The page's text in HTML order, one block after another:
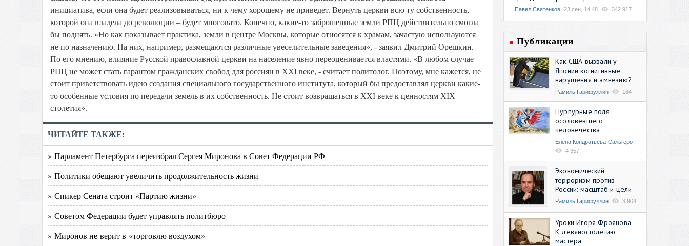
инициатива, если она будет реализовываться, ни к чему хорошему не приведет. Вернуть церкви всю ту собственность,
которой она владела до революции – будет многовато. Конечно, какие-то заброшенные земли РПЦ действительно смогла
бы поднять. «Но как показывает практика, земли в центре Москвы, которые относятся к храмам, зачастую используются
не по назначению. На них, например, размещаются различные увеселительные заведения», - заявил Дмитрий Орешкин.
По его мнению, влияние Русской православной церкви на население явно переоценивается властями. «В любом случае
РПЦ не может стать гарантом гражданских свобод для россиян в XXI веке, - считает политолог. Поэтому, мне кажется, не
стоит приветствовать идею создания специального государственного института, который бы предоставлял церкви какие-
то особенные условия по передачи земель в их собственность. Не стоит возвращаться в XXI веке к ценностям XIX
столетия».
ЧИТАЙТЕ ТАКЖЕ:
» Парламент Петербурга переизбрал Сергея Миронова в Совет Федерации РФ
» Политики обещают увеличить продолжительность жизни
» Спикер Сената строит «Партию жизни»
» Советом Федерации будет управлять политбюро
» Миронов не верит в «торговлю воздухом»
Павел Святенков 23 сен, 14:48 342 917
Публикации
Как США вызвали у
Японии когнитивные
нарушения и амнезию?
Рамиль Гарифуллин 164
Пурпурные поля
осоловевшего
человечества
Елена Кондратьева-Сальгеро
4 357
Экономический
терроризм против
России: масштаб и цели
Рамиль Гарифуллин 3 904
Уроки Игоря Фроянова.
К девяностолетию
мастера